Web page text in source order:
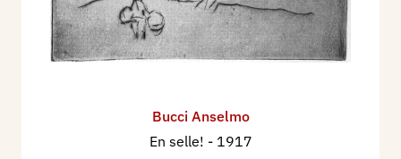
Bucci Anselmo
En selle! - 1917